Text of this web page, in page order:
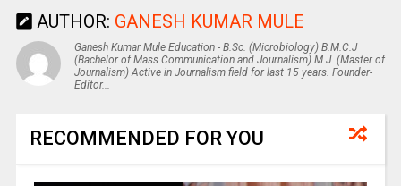
AUTHOR: GANESH KUMAR MULE
Ganesh Kumar Mule Education - B.Sc. (Microbiology) B.M.C.J
(Bachelor of Mass Communication and Journalism) M.J. (Master of
Journalism) Active in Journalism field for last 15 years. Founder-
Editor...
RECOMMENDED FOR YOU